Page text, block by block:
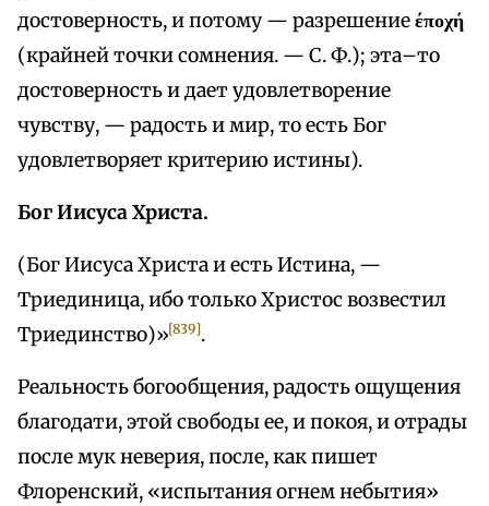
достоверность, и потому — разрешениеέποχή
(крайней точки сомнения. — С. Ф.); эта–то
достоверность и дает удовлетворение
чувству, — радость и мир, то есть Бог
удовлетворяет критерию истины).
Бог Иисуса Христа.
(Бог Иисуса Христа и есть Истина, —
Триединица, ибо только Христос возвестил
Триединство)»[839].
Реальность богообщения, радость ощущения
благодати, этой свободы ее, и покоя, и отрады
после мук неверия, после, как пишет
Флоренский, «испытания огнем небытия»